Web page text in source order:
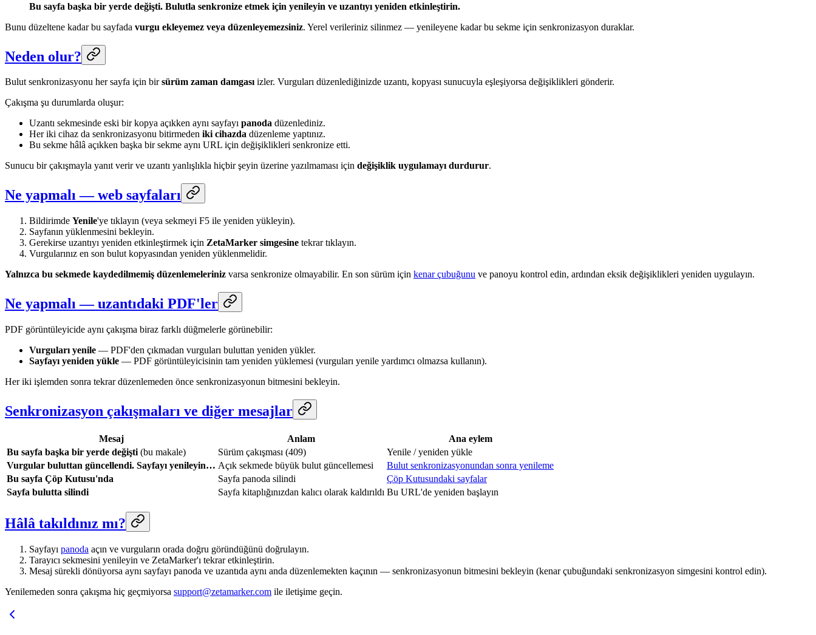
Bu sayfa başka bir yerde değişti. Bulutla senkronize etmek için yenileyin ve uzantıyı yeniden etkinleştirin.
Bunu düzeltene kadar bu sayfada vurgu ekleyemez veya düzenleyemezsiniz. Yerel verileriniz silinmez — yenileyene kadar bu sekme için senkronizasyon duraklar.
Neden olur?
Bulut senkronizasyonu her sayfa için birsürüm zaman damgasıizler. Vurguları düzenlediğinizde uzantı, kopyası sunucuyla eşleşiyorsa değişiklikleri gönderir.
Çakışma şu durumlarda oluşur:
Uzantı sekmesinde eski bir kopya açıkken aynı sayfayı panoda düzenlediniz.
Her iki cihaz da senkronizasyonu bitirmeden iki cihazda düzenleme yaptınız.
Bu sekme hâlâ açıkken başka bir sekme aynı URL için değişiklikleri senkronize etti.
Sunucu bir çakışmayla yanıt verir ve uzantı yanlışlıkla hiçbir şeyin üzerine yazılmaması için değişiklik uygulamayı durdurur.
Ne yapmalı — web sayfaları
Bildirimde Yenile'ye tıklayın (veya sekmeyi F5 ile yeniden yükleyin).
Sayfanın yüklenmesini bekleyin.
Gerekirse uzantıyı yeniden etkinleştirmek için ZetaMarker simgesine tekrar tıklayın.
Vurgularınız en son bulut kopyasından yeniden yüklenmelidir.
Yalnızca bu sekmede kaydedilmemiş düzenlemeleriniz varsa senkronize olmayabilir. En son sürüm için kenar çubuğunu ve panoyu kontrol edin, ardından eksik değişiklikleri yeniden uygulayın.
Ne yapmalı — uzantıdaki PDF'ler
PDF görüntüleyicide aynı çakışma biraz farklı düğmelerle görünebilir:
Vurguları yenile — PDF'den çıkmadan vurguları buluttan yeniden yükler.
Sayfayı yeniden yükle — PDF görüntüleyicisinin tam yeniden yüklemesi (vurguları yenile yardımcı olmazsa kullanın).
Her iki işlemden sonra tekrar düzenlemeden önce senkronizasyonun bitmesini bekleyin.
Senkronizasyon çakışmaları ve diğer mesajlar
Mesaj Anlam
Ana eylem
Bu sayfa başka bir yerde değişti (bu makale) Sürüm çakışması (409)
Yenile / yeniden yükle
Vurgular buluttan güncellendi. Sayfayı yenileyin… Açık sekmede büyük bulut güncellemesi
Bulut senkronizasyonundan sonra yenileme
Bu sayfa Çöp Kutusu'nda
Sayfa panoda silindi
Çöp Kutusundaki sayfalar
Sayfa bulutta silindi
Sayfa kitaplığınızdan kalıcı olarak kaldırıldı Bu URL'de yeniden başlayın
Hâlâ takıldınız mı?
Sayfayı panoda açın ve vurguların orada doğru göründüğünü doğrulayın.
Tarayıcı sekmesini yenileyin ve ZetaMarker'ı tekrar etkinleştirin.
Mesaj sürekli dönüyorsa aynı sayfayı panoda ve uzantıda aynı anda düzenlemekten kaçının — senkronizasyonun bitmesini bekleyin (kenar çubuğundaki senkronizasyon simgesini kontrol edin).
Yenilemeden sonra çakışma hiç geçmiyorsa support@zetamarker.com ile iletişime geçin.